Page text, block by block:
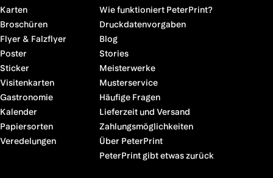
Karten
Broschüren
Flyer & Falzflyer
Poster
Sticker
Visitenkarten
Gastronomie
Kalender
Papiersorten
Veredelungen
Wie funktioniert PeterPrint?
Druckdatenvorgaben
Blog
Stories
Meisterwerke
Musterservice
Häufige Fragen
Lieferzeit und Versand
Zahlungsmöglichkeiten
Über PeterPrint
PeterPrint gibt etwas zurück